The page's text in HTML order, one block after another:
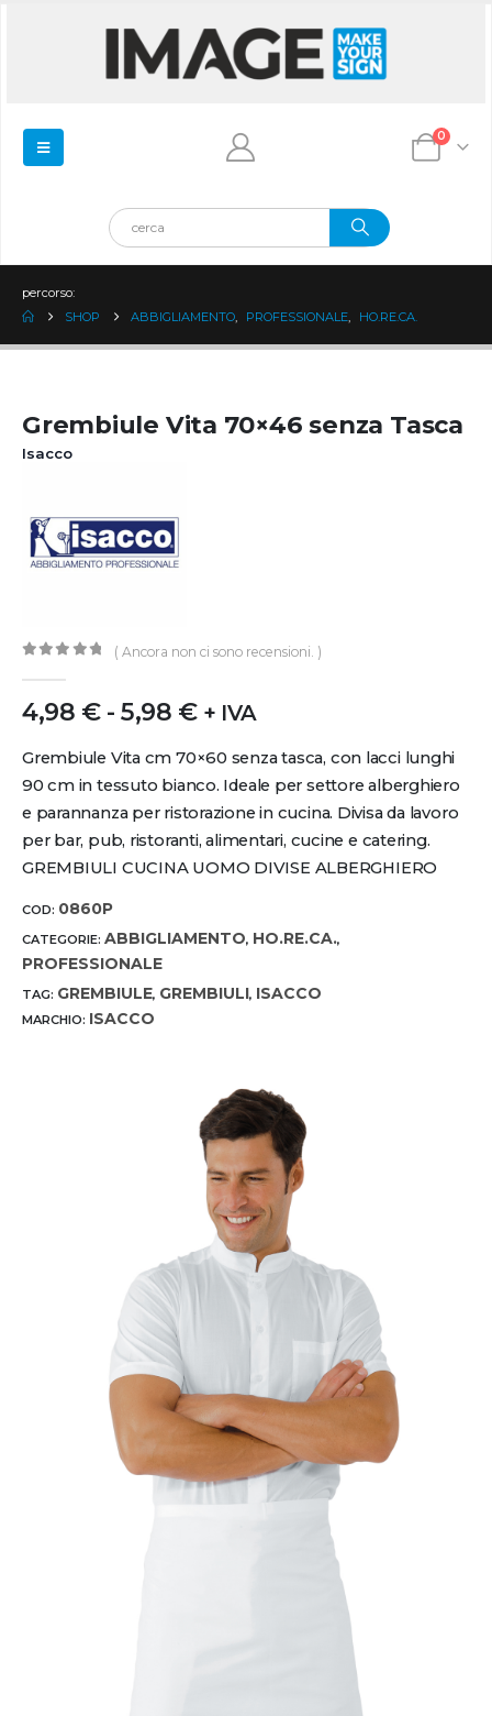
0
percorso:
SHOP
ABBIGLIAMENTO PROFESSIONALE HO.RE.CA.
Grembiule Vita 70×46 senza Tasca
Isacco
( Ancora non ci sono recensioni. )
4,98 € - 5,98 € + IVA
Grembiule Vita cm 70×60 senza tasca, con lacci lunghi
90 cm in tessuto bianco. Ideale per settore alberghiero
e parannanza per ristorazione in cucina. Divisa da lavoro
per bar, pub, ristoranti, alimentari, cucine e catering.
GREMBIULI CUCINA UOMO DIVISE ALBERGHIERO
COD: 0860P
CATEGORIE: ABBIGLIAMENTO, HO.RE.CA.,
PROFESSIONALE
TAG: GREMBIULE, GREMBIULI, ISACCO
MARCHIO: ISACCO